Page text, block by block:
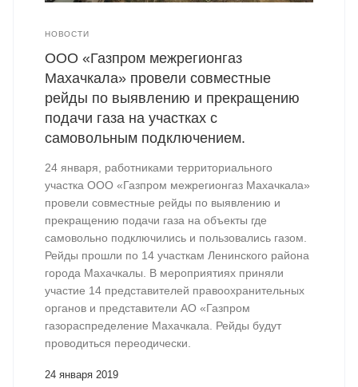
НОВОСТИ
ООО «Газпром межрегионгаз
Махачкала» провели совместные
рейды по выявлению и прекращению
подачи газа на участках с
самовольным подключением.
24 января, работниками территориального
участка ООО «Газпром межрегионгаз Махачкала»
провели совместные рейды по выявлению и
прекращению подачи газа на объекты где
самовольно подключились и пользовались газом.
Рейды прошли по 14 участкам Ленинского района
города Махачкалы. В мероприятиях приняли
участие 14 представителей правоохранительных
органов и представители АО «Газпром
газораспределение Махачкала. Рейды будут
проводиться переодически.
24 января 2019